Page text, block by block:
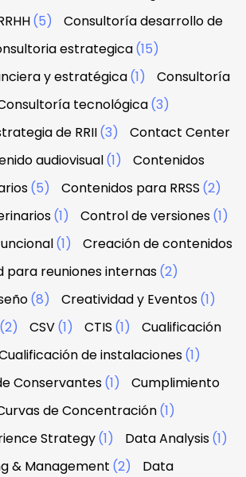
(5)
Consultoría desarrollo de
estrategica(15)
y estratégica(1)
Consultoría
tecnológica(3)
de RRII(3)
Contact Center
audiovisual(1)
Contenidos
(5) Contenidos para RRSS (2)
(1) Control de versiones(1)
(1)
Creación de contenidos
para reuniones internas(2)
(8) Creatividad y Eventos(1)
(2) CSV(1) CTIS (1)
Cualificación
de instalaciones(1)
Conservantes(1)
Cumplimiento
de Concentración(1)
Strategy(1) Data Analysis(1)
& Management (2)
Data